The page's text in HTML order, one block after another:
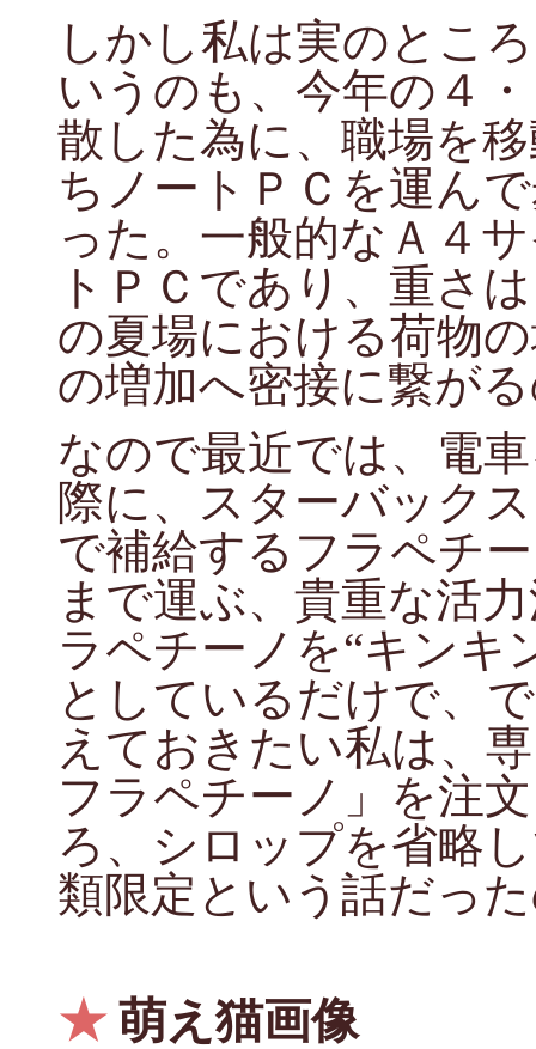
しかし私は実のとこ
いうのも、今年の４
散した為に、職場を
ちノートＰＣを運ん
った。一般的なＡ４
トＰＣであり、重さ
の夏場における荷物
の増加へ密接に繋が
なので最近では、電
際に、スターバック
で補給するフラペチ
まで運ぶ、貴重な活
ラペチーノを“キンキ
としているだけで、
えておきたい私は、
フラペチーノ」を注
ろ、シロップを省略
類限定という話だっ
★萌え猫画像